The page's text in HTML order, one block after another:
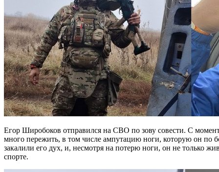
Егор Широбоков отправился на СВО по зову совести. С момента его мобилизации в сентябре 2022 года ему пришлось
много пережить, в том числе ампутацию ноги, которую он по
закалили его дух, и, несмотря на потерю ноги, он не только
спорте.